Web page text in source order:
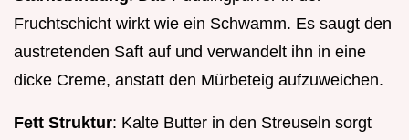
Fruchtschicht wirkt wie ein Schwamm. Es saugt den
austretenden Saft auf und verwandelt ihn in eine
dicke Creme, anstatt den Mürbeteig aufzuweichen.
Fett Struktur: Kalte Butter in den Streuseln sorgt